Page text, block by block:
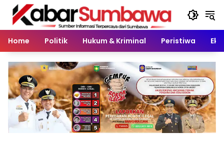
Langsung
konten
Home
Politik Hukum & Kriminal Peristiwa